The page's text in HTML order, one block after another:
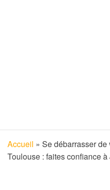
votre guide
ville
Accueil » Se débarrasser
Toulouse : faites confiance